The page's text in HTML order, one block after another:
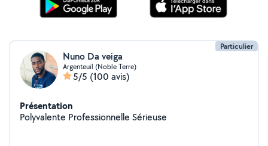
Particulier
Nuno Da veiga
Argenteuil (Noble Terre)
5/5 (100 avis)
Présentation
Polyvalente Professionnelle Sérieuse